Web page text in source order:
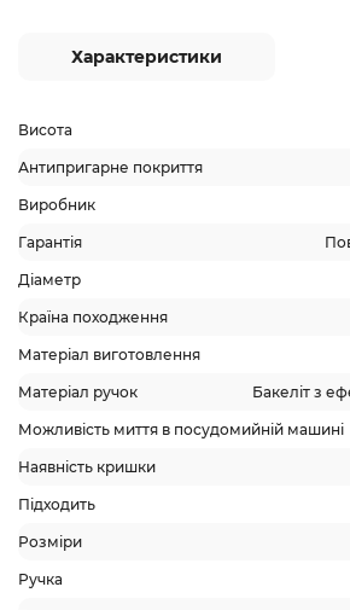
Характеристики
Висота
Антипригарне покриття
Виробник
Гарантія
Діаметр
Країна походження
Матеріал виготовлення
Матеріал ручок Бакеліт з
Можливість миття в посудомийній машині
Наявність кришки
Підходить
Розміри
Ручка